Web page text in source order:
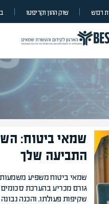
רכוש שוק ההון וקריפטו
שמאי ביטוח:
התביעה שלך
שמאי ביטוח משפיע
גורם מכריע בהערכת
שקיפות פעולתו, והכנה